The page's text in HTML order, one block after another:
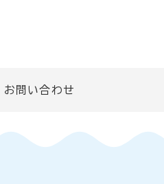
お問い合わせ